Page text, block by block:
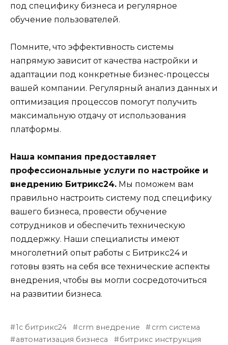
под специфику бизнеса и регулярное
обучение пользователей.
Помните, что эффективность системы
напрямую зависит от качества настройки и
адаптации под конкретные бизнес-процессы
вашей компании. Регулярный анализ данных и
оптимизация процессов помогут получить
максимальную отдачу от использования
платформы.
Наша компания предоставляет
профессиональные услуги по настройке и
внедрению Битрикс24. Мы поможем вам
правильно настроить систему под специфику
вашего бизнеса, провести обучение
сотрудников и обеспечить техническую
поддержку. Наши специалисты имеют
многолетний опыт работы с Битрикс24 и
готовы взять на себя все технические аспекты
внедрения, чтобы вы могли сосредоточиться
на развитии бизнеса.
1с битрикс24 crm внедрение
crm система
автоматизация бизнеса
битрикс инструкция